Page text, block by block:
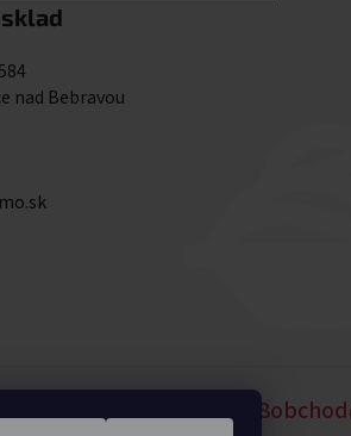
nad Bebravou
0948 368 9540905 875 258